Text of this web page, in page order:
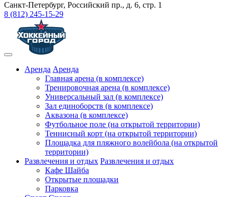
Санкт-Петербург, Российский пр., д. 6, стр. 1
8 (812) 245-15-29
Аренда Аренда
Главная арена (в комплексе)
Тренировочная арена (в комплексе)
Универсальный зал (в комплексе)
Зал единоборств (в комплексе)
Аквазона (в комплексе)
Футбольное поле (на открытой территории)
Теннисный корт (на открытой территории)
Площадка для пляжного волейбола (на открытой
территории)
Развлечения и отдых Развлечения и отдых
Кафе Шайба
Открытые площадки
Парковка